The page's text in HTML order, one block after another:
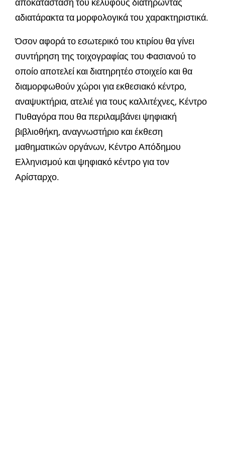
αποκατάσταση του κελύφους διατηρώντας
αδιατάρακτα τα μορφολογικά του χαρακτηριστικά.
Όσον αφορά το εσωτερικό του κτιρίου θα γίνει
συντήρηση της τοιχογραφίας του Φασιανού το
οποίο αποτελεί και διατηρητέο στοιχείο και θα
διαμορφωθούν χώροι για εκθεσιακό κέντρο,
αναψυκτήρια, ατελιέ για τους καλλιτέχνες, Κέντρο
Πυθαγόρα που θα περιλαμβάνει ψηφιακή
βιβλιοθήκη, αναγνωστήριο και έκθεση
μαθηματικών οργάνων, Κέντρο Απόδημου
Ελληνισμού και ψηφιακό κέντρο για τον
Αρίσταρχο.